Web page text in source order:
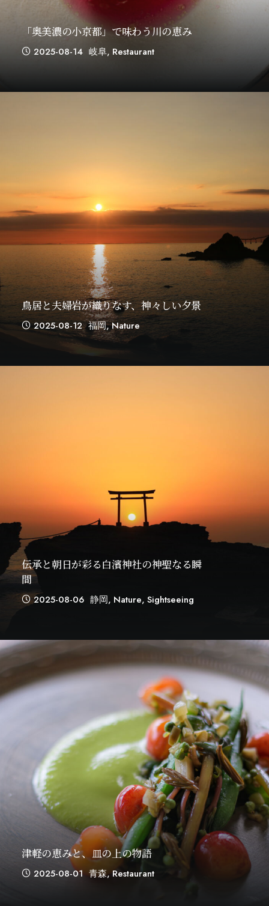
「奥美濃の小京都」で味わう川の恵み
2025-08-14 岐阜, Restaurant
鳥居と夫婦岩が織りなす、神々しい夕景
2025-08-12 福岡,Nature
伝承と朝日が彩る白濱神社の神聖なる瞬
間
2025-08-06 静岡, Nature, Sightseeing
津軽の恵みと、皿の上の物語
2025-08-01 青森,Restaurant